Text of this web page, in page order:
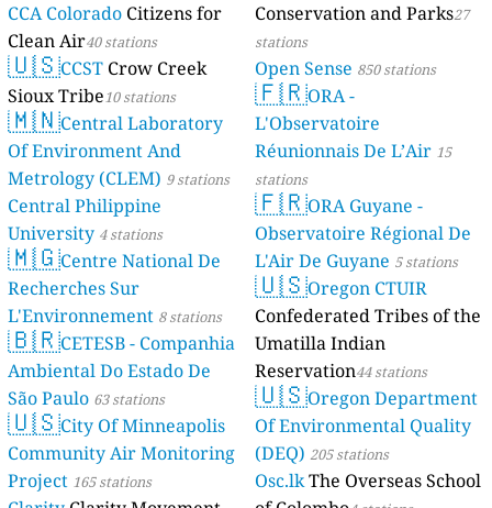
CCA Colorado Citizens for
Clean Air40 stations
🇺🇸CCST Crow Creek
Sioux Tribe10 stations
🇲🇳Central Laboratory
Of Environment And
Metrology (CLEM) 9 stations
Central Philippine
University 4 stations
🇲🇬Centre National De
Recherches Sur
L'Environnement 8 stations
🇧🇷CETESB - Companhia
Ambiental Do Estado De
São Paulo 63 stations
🇺🇸City Of Minneapolis
Community Air Monitoring
Project 165 stations
Conservation and Parks27
stations
Open Sense 850 stations
🇫🇷ORA -
L'Observatoire
Réunionnais De L’Air 15
stations
🇫🇷ORA Guyane -
Observatoire Régional De
L'Air De Guyane 5 stations
🇺🇸Oregon CTUIR
Confederated Tribes of the
Umatilla Indian
Reservation44 stations
🇺🇸Oregon Department
Of Environmental Quality
(DEQ) 205 stations
Osc.lkThe Overseas School